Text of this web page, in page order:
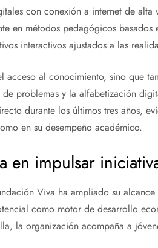
con conexión a internet de alta
en métodos pedagógicos
interactivos ajustados a las
acceso al conocimiento, sino que
problemas y la alfabetización
durante los últimos tres años,
en su desempeño académico.
en impulsar
Viva ha ampliado su
como motor de desarrollo
la organización acompaña a